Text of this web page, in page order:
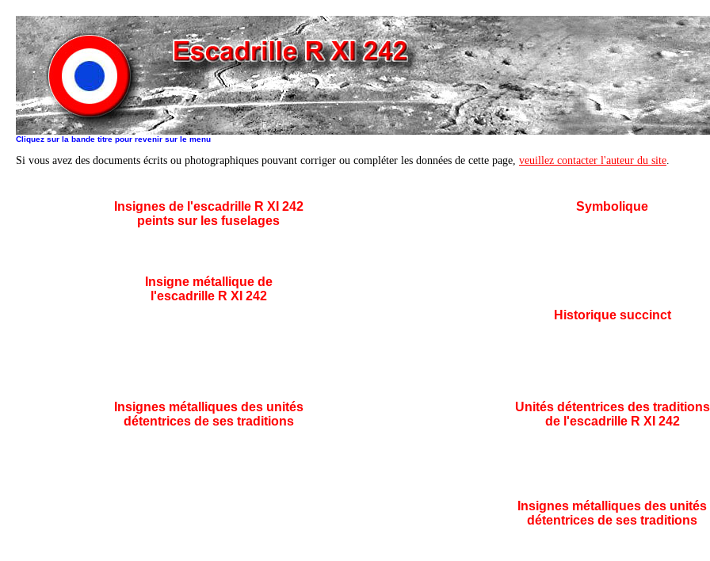
Cliquez sur la bande titre pour revenir sur le menu
Si vous avez des documents écrits ou photographiques pouvant corriger ou compléter les données de cette page, veuillez contacter l'auteur du site.
Insignes de l'escadrille R XI 242
peints sur les fuselages
Insigne métallique de
l'escadrille R XI 242
Symbolique
Historique succinct
Insignes métalliques des unités
détentrices de ses traditions
Unités détentrices des traditions
de l'escadrille R XI 242
Insignes métalliques des unités
détentrices de ses traditions